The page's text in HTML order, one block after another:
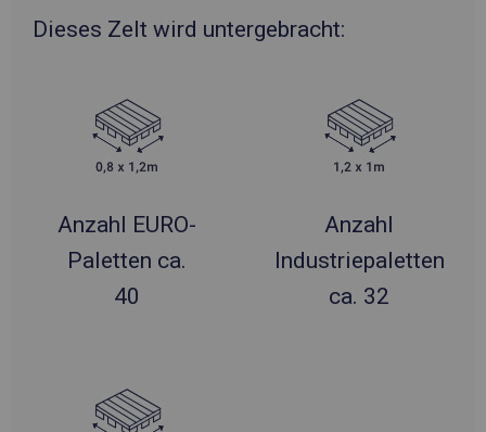
Dieses Zelt wird untergebracht:
Anzahl EURO-
Paletten ca.
40
Anzahl
Industriepaletten
ca. 32